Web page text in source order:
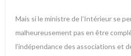
Mais si le ministre de l’Intérieur se
malheureusement pas en être
l’indépendance des associations et